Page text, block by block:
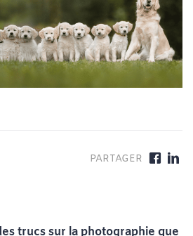
trucs sur la photographie que